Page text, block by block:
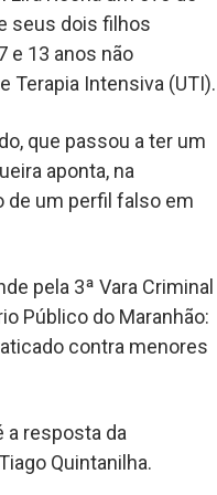
seus dois filhos
e 13 anos não
Terapia Intensiva (UTI).
que passou a ter um
aponta, na
de um perfil falso em
pela 3ª Vara Criminal
Público do Maranhão:
contra menores
a resposta da
Quintanilha.